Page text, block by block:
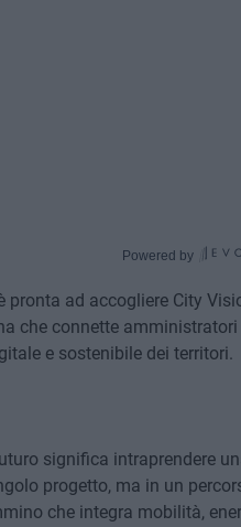
Powered by
pronta ad accogliere City
che connette
e sostenibile dei territori.
significa intraprendere
progetto, ma in un
che integra mobilità,